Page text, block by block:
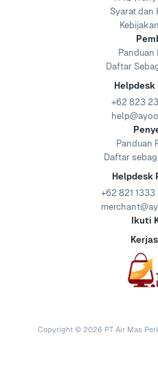
Syarat dan
Panduan
Daftar
Helpdesk
+62 823
Panduan
Daftar
Helpdesk
+62 821
Ikuti
Copyright © 2026 PT Air Mas